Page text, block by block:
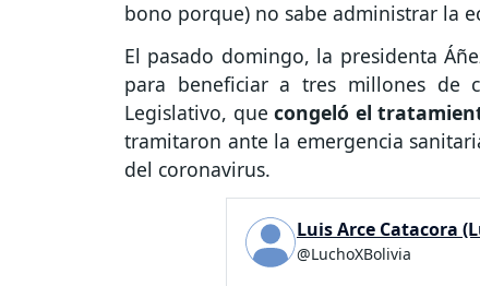
bono porque) no sabe administrar la
El pasado domingo, la presidenta
para beneficiar a tres millones de
Legislativo, que congeló el
tramitaron ante la emergencia
del coronavirus.
Luis Arce Catacora
@LuchoXBolivia